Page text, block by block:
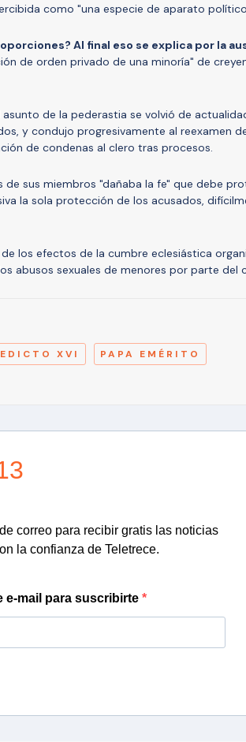
como "una especie de aparato
Al final eso se explica por la
de orden privado de una minoría" de
de la pederastia se volvió de
y condujo progresivamente al reexamen
de condenas al clero tras procesos.
de sus miembros "dañaba la fe" que debe
la sola protección de los acusados,
los efectos de la cumbre eclesiástica
abusos sexuales de menores por parte del
XVI PAPA EMÉRITO
correo para recibir gratis las noticias
la confianza de Teletrece.
e-mail para suscribirte